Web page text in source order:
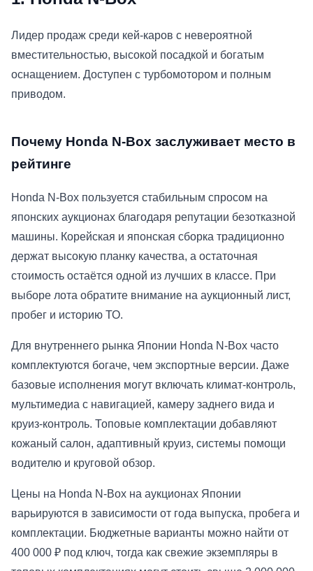
Лидер продаж среди кей-каров с невероятной
вместительностью, высокой посадкой и богатым
оснащением. Доступен с турбомотором и полным
приводом.
Почему Honda N-Box заслуживает место в
рейтинге
Honda N-Box пользуется стабильным спросом на
японских аукционах благодаря репутации безотказной
машины. Корейская и японская сборка традиционно
держат высокую планку качества, а остаточная
стоимость остаётся одной из лучших в классе. При
выборе лота обратите внимание на аукционный лист,
пробег и историю ТО.
Для внутреннего рынка Японии Honda N-Box часто
комплектуются богаче, чем экспортные версии. Даже
базовые исполнения могут включать климат-контроль,
мультимедиа с навигацией, камеру заднего вида и
круиз-контроль. Топовые комплектации добавляют
кожаный салон, адаптивный круиз, системы помощи
водителю и круговой обзор.
Цены на Honda N-Box на аукционах Японии
варьируются в зависимости от года выпуска, пробега и
комплектации. Бюджетные варианты можно найти от
400 000 ₽ под ключ, тогда как свежие экземпляры в